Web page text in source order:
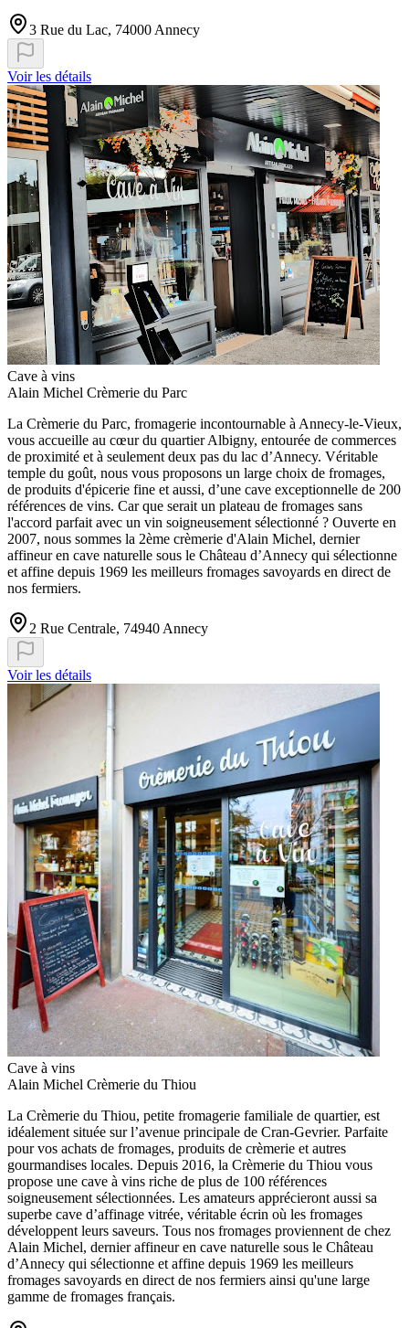
3 Rue du Lac, 74000 Annecy
Voir les détails
Cave à vins
Alain Michel Crèmerie du Parc
La Crèmerie du Parc, fromagerie incontournable à Annecy-le-Vieux,
vous accueille au cœur du quartier Albigny, entourée de commerces
de proximité et à seulement deux pas du lac d’Annecy. Véritable
temple du goût, nous vous proposons un large choix de fromages,
de produits d'épicerie fine et aussi, d’une cave exceptionnelle de 200
références de vins. Car que serait un plateau de fromages sans
l'accord parfait avec un vin soigneusement sélectionné ? Ouverte en
2007, nous sommes la 2ème crèmerie d'Alain Michel, dernier
affineur en cave naturelle sous le Château d’Annecy qui sélectionne
et affine depuis 1969 les meilleurs fromages savoyards en direct de
nos fermiers.
2 Rue Centrale, 74940 Annecy
Voir les détails
Cave à vins
Alain Michel Crèmerie du Thiou
La Crèmerie du Thiou, petite fromagerie familiale de quartier, est
idéalement située sur l’avenue principale de Cran-Gevrier. Parfaite
pour vos achats de fromages, produits de crèmerie et autres
gourmandises locales. Depuis 2016, la Crèmerie du Thiou vous
propose une cave à vins riche de plus de 100 références
soigneusement sélectionnées. Les amateurs apprécieront aussi sa
superbe cave d’affinage vitrée, véritable écrin où les fromages
développent leurs saveurs. Tous nos fromages proviennent de chez
Alain Michel, dernier affineur en cave naturelle sous le Château
d’Annecy qui sélectionne et affine depuis 1969 les meilleurs
fromages savoyards en direct de nos fermiers ainsi qu'une large
gamme de fromages français.